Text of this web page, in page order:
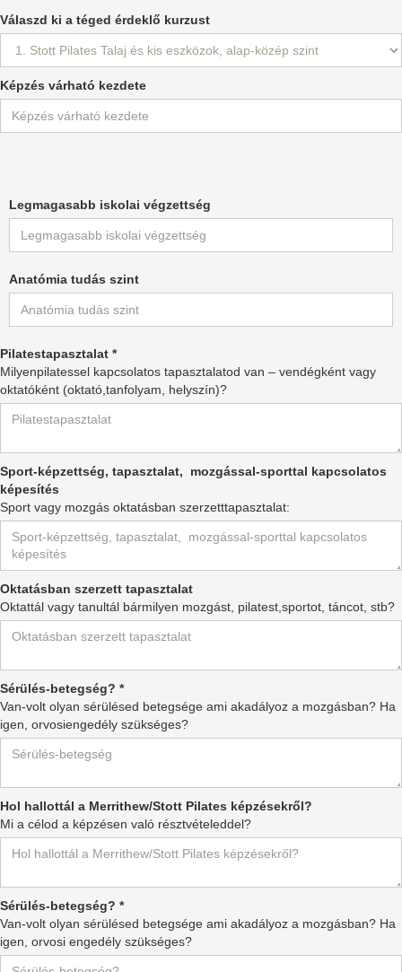
Válaszd ki a téged érdeklő kurzust
Képzés várható kezdete
Legmagasabb iskolai végzettség
Anatómia tudás szint
Pilatestapasztalat *
Milyenpilatessel kapcsolatos tapasztalatod van – vendégként vagy
oktatóként (oktató,tanfolyam, helyszín)?
Sport-képzettség, tapasztalat, mozgással-sporttal kapcsolatos
képesítés
Sport vagy mozgás oktatásban szerzetttapasztalat:
Oktatásban szerzett tapasztalat
Oktattál vagy tanultál bármilyen mozgást, pilatest,sportot, táncot, stb?
Sérülés-betegség? *
Van-volt olyan sérülésed betegsége ami akadályoz a mozgásban? Ha
igen, orvosiengedély szükséges?
Hol hallottál a Merrithew/Stott Pilates képzésekről?
Mi a célod a képzésen való résztvételeddel?
Sérülés-betegség? *
Van-volt olyan sérülésed betegsége ami akadályoz a mozgásban? Ha
igen, orvosi engedély szükséges?